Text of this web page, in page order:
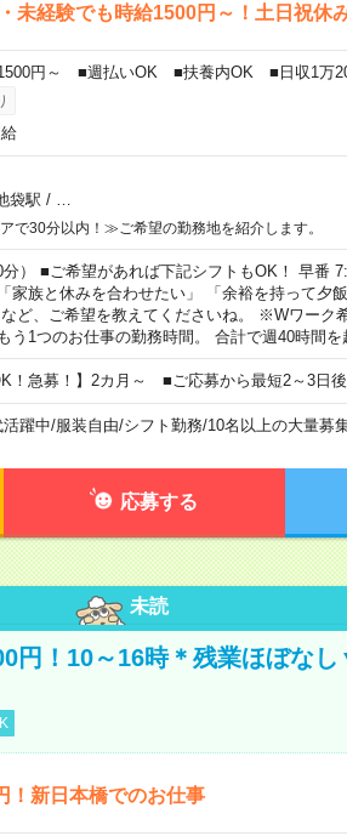
経験でも時給1500円～！土日祝休み
円～ ■週払いOK ■扶養内OK ■日収1万
袋駅 /
で30分以内！≫ご希望の勤務地を紹介します。
） ■ご希望があれば下記シフトもOK！ 早番
家族と休みを合わせたい」 「余裕を持って夕
ど、ご希望を教えてくださいね。 ※Wワーク
う1つのお仕事の勤務時間。 合計で週40時間を
！急募！】2カ月～ ■ご応募から最短2～3日
躍中/服装自由/シフト勤務/10名以上の大量募
応募する
未読
円！10～16時＊残業ほぼな
！新日本橋でのお仕事